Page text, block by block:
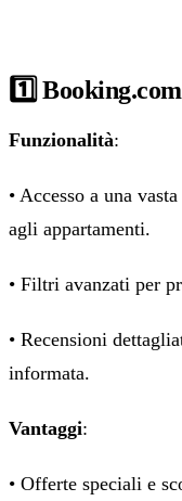
1️⃣
Funzionalità:
• Accesso a una
agli appartamenti.
• Filtri avanzati per
• Recensioni
informata.
Vantaggi:
• Offerte speciali e